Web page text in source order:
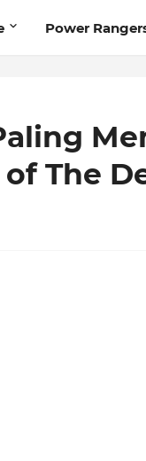
Power
The